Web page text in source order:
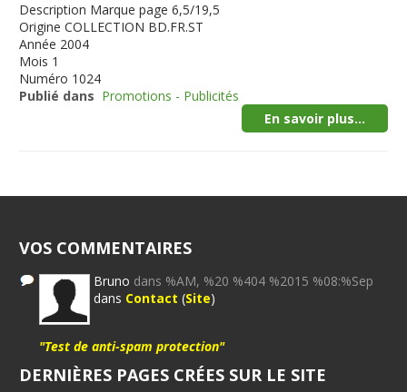
Description Marque page 6,5/19,5
Origine COLLECTION BD.FR.ST
Année 2004
Mois 1
Numéro 1024
Publié dans Promotions - Publicités
En savoir plus...
VOS COMMENTAIRES
Bruno dans %AM, %20 %404 %2015 %08:%Sep
dans Contact (Site)
"Test de anti-spam protection"
DERNIÈRES PAGES CRÉES SUR LE SITE